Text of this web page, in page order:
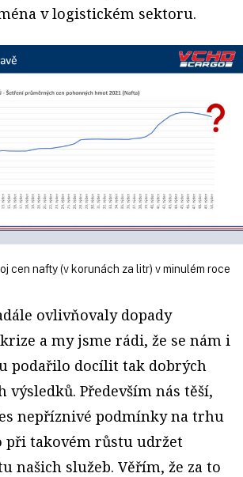
v logistickém sektoru.
cen nafty (v korunách za litr) v minulém roce
ovlivňovaly dopady
a my jsme rádi, že se nám i
podařilo docílit tak dobrých
výsledků. Především nás těší,
nepříznivé podmínky na trhu
při takovém růstu udržet
našich služeb. Věřím, že za to